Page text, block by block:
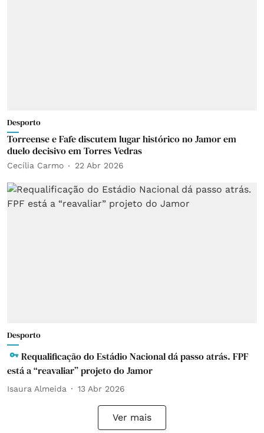
Desporto
Torreense e Fafe discutem lugar histórico no Jamor em
duelo decisivo em Torres Vedras
Cecília Carmo 22 Abr 2026
Desporto
Requalificação do Estádio Nacional dá passo atrás. FPF
está a “reavaliar” projeto do Jamor
Isaura Almeida 13 Abr 2026
Ver mais